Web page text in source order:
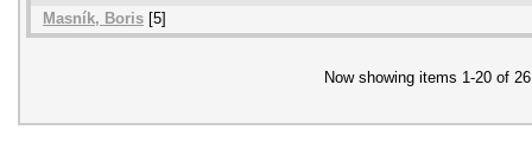
Masník, Boris [5]
Now showing items 1-20 of 26